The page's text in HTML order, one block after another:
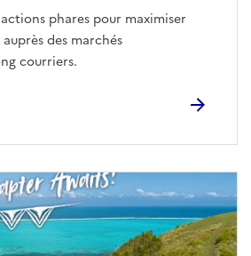
phares pour maximiser
des marchés
courriers.